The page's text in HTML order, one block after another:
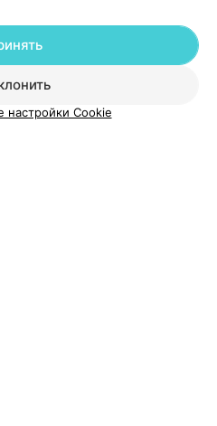
специалиста
настройки Cookie